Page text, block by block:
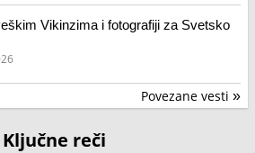
Vikinzima i fotografiji za Svetsko
Povezane vesti »
Ključne reči